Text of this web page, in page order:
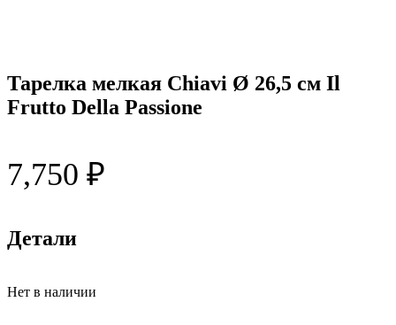
Тарелка мелкая Chiavi Ø 26,5 см Il
Frutto Della Passione
7,750 ₽
Детали
Нет в наличии